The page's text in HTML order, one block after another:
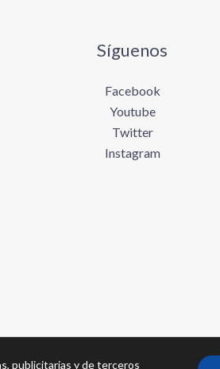
Síguenos
Facebook
Youtube
Twitter
Instagram
publicitarias y de terceros